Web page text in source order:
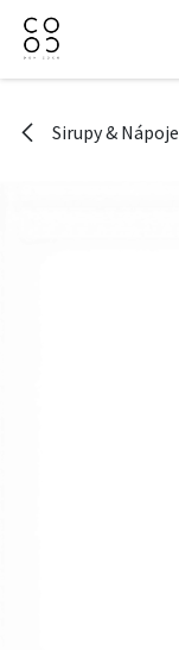
Přejít na obsah
Sirupy & Nápoje